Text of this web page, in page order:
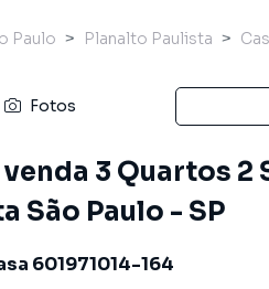
Paulo Planalto Paulista
Fotos
venda 3 Quartos 2
São Paulo - SP
601971014-164